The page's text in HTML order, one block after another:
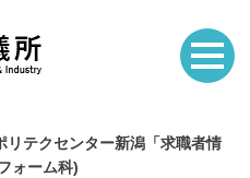
リテクセンター新潟「求職者情
ォーム科)